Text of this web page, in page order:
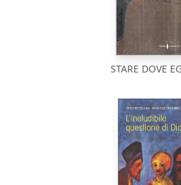
STARE DOVE